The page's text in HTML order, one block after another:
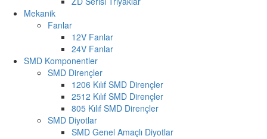
Mekanik
Fanlar
12V Fanlar
24V Fanlar
SMD Komponentler
SMD Dirençler
1206 Kılıf SMD Dirençler
2512 Kılıf SMD Dirençler
805 Kılıf SMD Dirençler
SMD Diyotlar
SMD Genel Amaçlı Diyotlar